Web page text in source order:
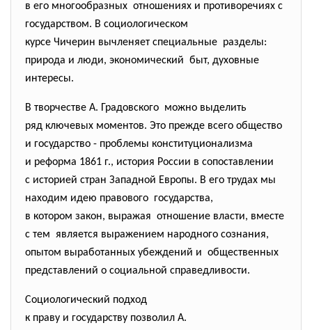
в его многообразных отношениях и противоречиях с
государством. В социологическом
курсе Чичерин вычленяет специальные разделы:
природа и люди, экономический быт, духовные
интересы.
В творчестве А. Градовского можно выделить
ряд ключевых моментов. Это прежде всего общество
и государство - проблемы конституционализма
и реформа 1861 г., история России в сопоставлении
с историей стран Западной Европы. В его трудах мы
находим идею правового государства,
в котором закон, выражая отношение власти, вместе
с тем является выражением народного сознания,
опытом выработанных убеждений и общественных
представлений о социальной справедливости.
Социологический подход
к праву и государству позволил А.